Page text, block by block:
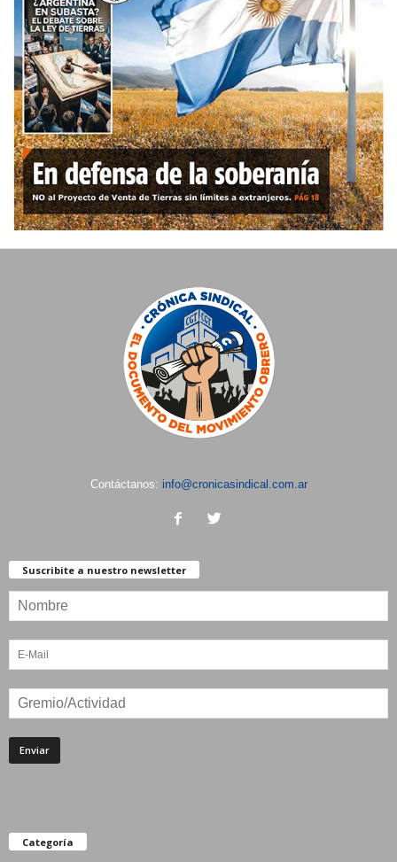
Contáctanos: info@cronicasindical.com.ar
Suscribite a nuestro newsletter
Categoría